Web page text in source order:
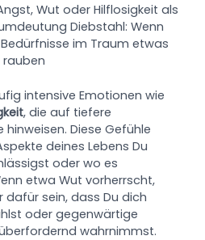
Wut oder Hilflosigkeit als
Diebstahl: Wenn
im Traum etwas
rauben
intensive Emotionen wie
, die auf tiefere
Diese Gefühle
deines Lebens Du
oder wo es
etwa Wut vorherrscht,
dafür sein, dass Du dich
oder gegenwärtige
wahrnimmst.